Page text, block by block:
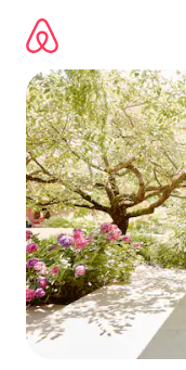
directement
contenu